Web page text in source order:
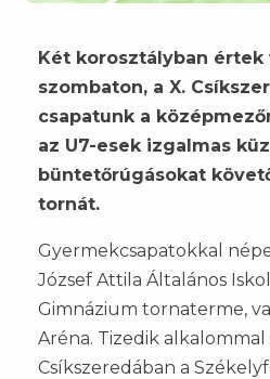
Két korosztályban
szombaton, a X.
csapatunk a
az U7-esek izgalmas
büntetőrúgásokat
tornát.
Gyermekcsapatokkal
József Attila Általános
Gimnázium tornaterme,
Aréna. Tizedik
Csíkszeredában a